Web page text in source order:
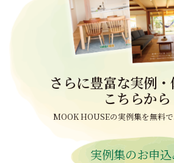
さらに豊富な実例
こちらから
MOOK HOUSEの実例集を無料
実例集のお申